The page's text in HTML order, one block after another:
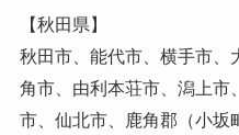
【秋田県】
秋田市、能代市、横手市、
角市、由利本荘市、潟上市
市、仙北市、鹿角郡（小坂